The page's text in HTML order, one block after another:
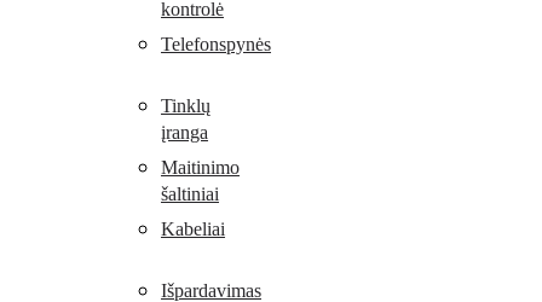
kontrolė
Telefonspynės
Tinklų
įranga
Maitinimo
šaltiniai
Kabeliai
Išpardavimas